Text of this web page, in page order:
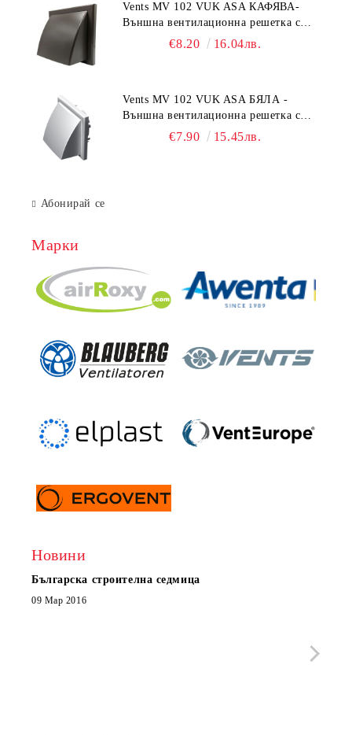
Vents MV 102 VUK ASA КАФЯВА-
Външна вентилационна решетка с
гравитачна клапа Ø 100, Ø 125,
€8.20 16.04лв.
Vents MV 102 VUK ASA БЯЛА -
Външна вентилационна решетка с
гравитачна клапа Ø 100, Ø 125,
€7.90 15.45лв.
Абонирай се
Марки
Новини
Българска строителна седмица
09 Мар 2016